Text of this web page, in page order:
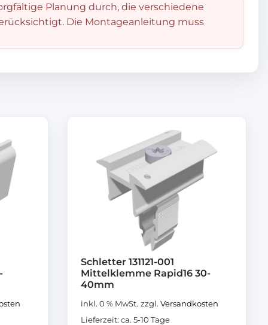
Planung durch, die verschiedene
Die Montageanleitung muss
Schletter 131121-001
Mittelklemme Rapid16 30-
40mm
inkl. 0 % MwSt. zzgl. Versandkosten
Lieferzeit: ca. 5-10 Tage